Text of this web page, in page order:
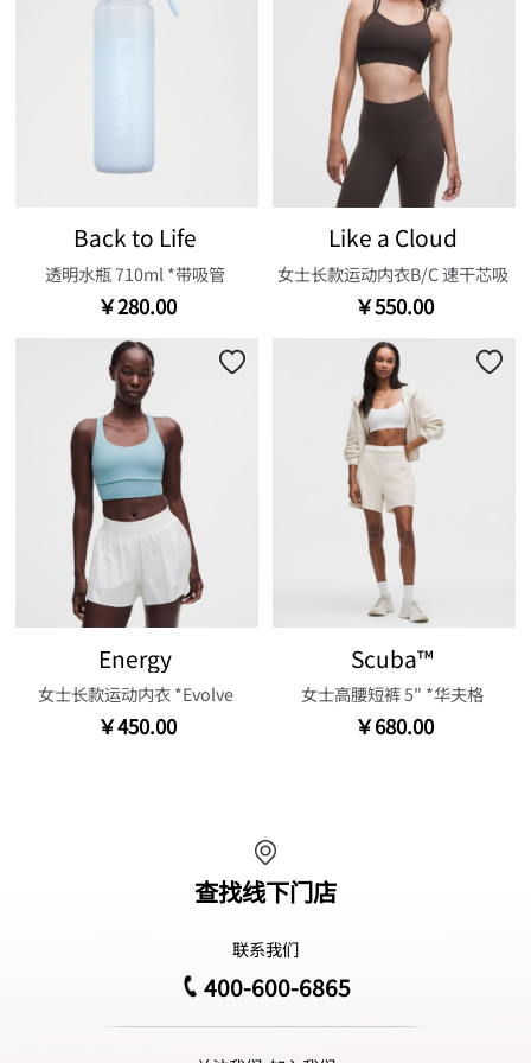
Back to Life
透明水瓶 710ml *带吸管
￥280.00
Like a Cloud
女士长款运动内衣B/C 速干芯吸
￥550.00
Energy
女士长款运动内衣 *Evolve
￥450.00
Scuba™
女士高腰短裤 5" *华夫格
￥680.00
查找线下门店
联系我们
400-600-6865